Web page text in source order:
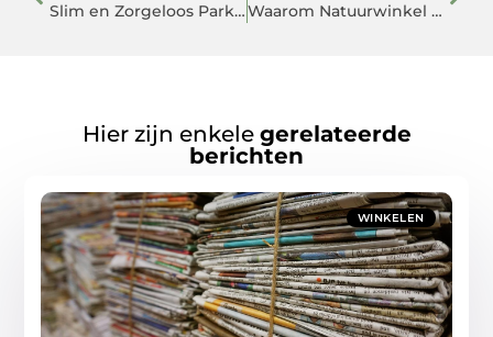
Slim en Zorgeloos Parkeren in Venlo Waarom Natuurwinkel in Bussum de Favoriete Winkel voor Duurzame Shoppers is
Hier zijn enkele gerelateerde
berichten
WINKELEN